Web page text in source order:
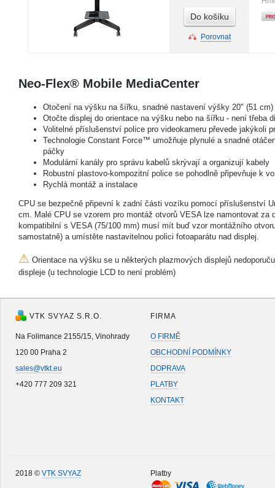
Do košíku
Porovnat
Neo-Flex® Mobile MediaCenter
Otočení na výšku na šířku, snadné nastavení výšky 20" (51
Otočte displej do orientace na výšku nebo na šířku - není třeba
Volitelné příslušenství police pro videokameru převede jakýkoli
Technologie Constant Force™ umožňuje plynulé a snadné
páčky
Modulární kanály pro správu kabelů skrývají a organizují kabely
Robustní plastovo-kompozitní police se pohodlně připevňuje k
Rychlá montáž a instalace
CPU se bezpečně připevní k zadní části vozíku pomocí příslušenství
cm. Malé CPU se vzorem pro montáž otvorů VESA lze namontovat
kompatibilní s VESA (75/100 mm) musí mít buď vzor montážního
samostatně) a umístěte nastavitelnou polici fotoaparátu nad displej.
⚠ Orientace na výšku se u některých plazmových displejů
displeje (u technologie LCD to není problém)
VTK SVYAZ S.R.O.
Na Folimance 2155/15, Vinohrady
120 00 Praha 2
sales@vtkt.eu
+420 777 209 321
FIRMA
O FIRMĚ
OBCHODNÍ PODMÍNKY
DOPRAVA
PLATBY
KONTAKT
2018 © VTK SVYAZ Platby